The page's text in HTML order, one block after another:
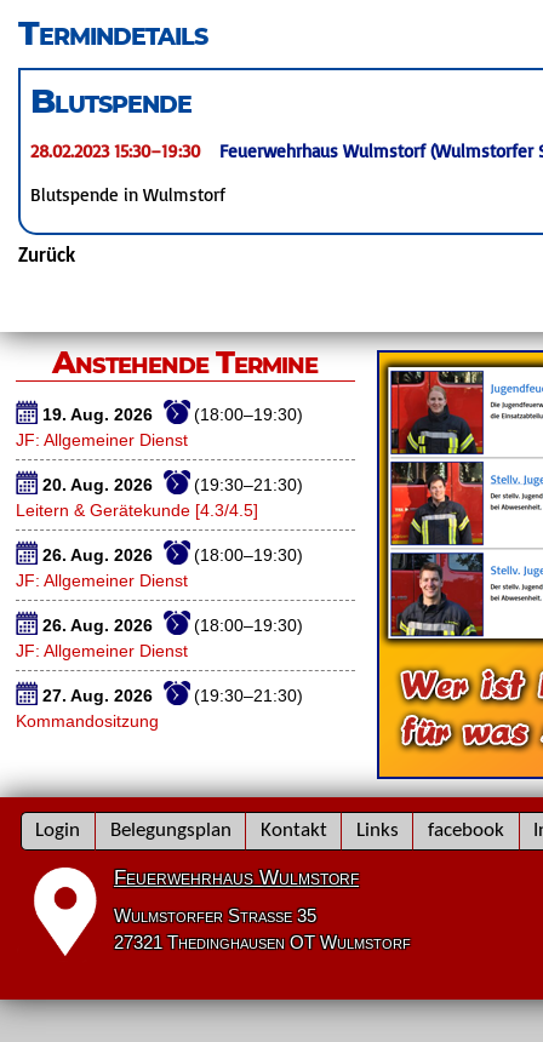
Termindetails
Blutspende
28.02.2023 15:30–19:30
Feuerwehrhaus Wulmstorf (Wulmstorfer
Blutspende in Wulmstorf
Zurück
Anstehende Termine
19. Aug. 2026
(18:00–19:30)
JF: Allgemeiner Dienst
20. Aug. 2026
(19:30–21:30)
Leitern & Gerätekunde [4.3/4.5]
26. Aug. 2026
(18:00–19:30)
JF: Allgemeiner Dienst
26. Aug. 2026
(18:00–19:30)
JF: Allgemeiner Dienst
27. Aug. 2026
(19:30–21:30)
Kommandositzung
Navigation
überspringen
Login Belegungsplan Kontakt Links facebook
Feuerwehrhaus Wulmstorf
Wulmstorfer Straße 35
27321 Thedinghausen OT Wulmstorf